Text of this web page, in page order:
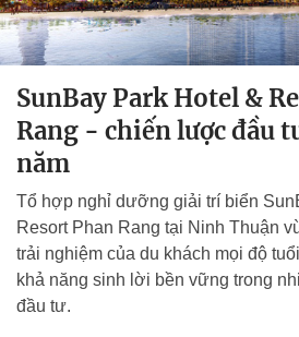
SunBay Park Hotel &
Rang - chiến lược đầu
năm
Tổ hợp nghỉ dưỡng giải trí biển
Resort Phan Rang tại Ninh Thuận
trải nghiệm của du khách mọi độ
khả năng sinh lời bền vững trong
đầu tư.